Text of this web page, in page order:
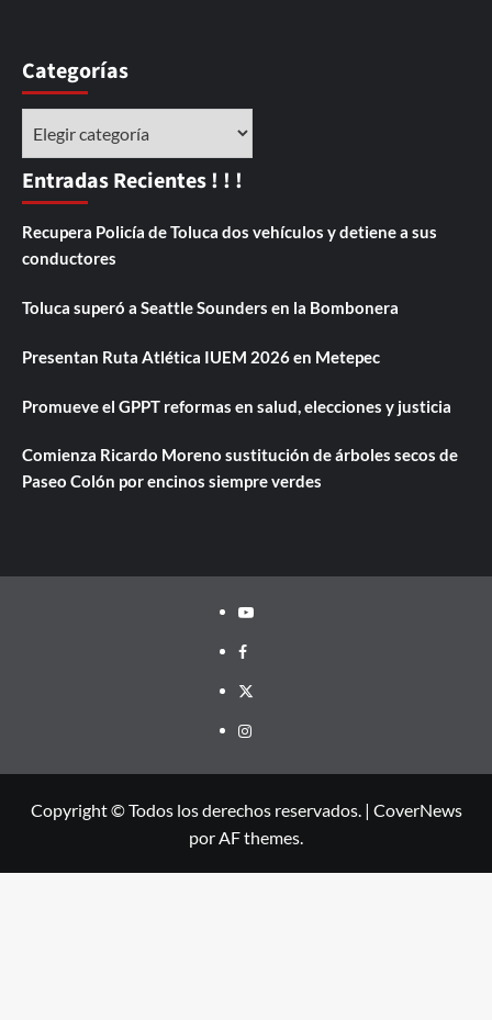
Categorías
Entradas Recientes ! ! !
Recupera Policía de Toluca dos vehículos y detiene a sus
conductores
Toluca superó a Seattle Sounders en la Bombonera
Presentan Ruta Atlética IUEM 2026 en Metepec
Promueve el GPPT reformas en salud, elecciones y justicia
Comienza Ricardo Moreno sustitución de árboles secos de
Paseo Colón por encinos siempre verdes
Youtube
Facebook
Twitter
Instagram
Copyright © Todos los derechos reservados. | CoverNews
por AF themes.